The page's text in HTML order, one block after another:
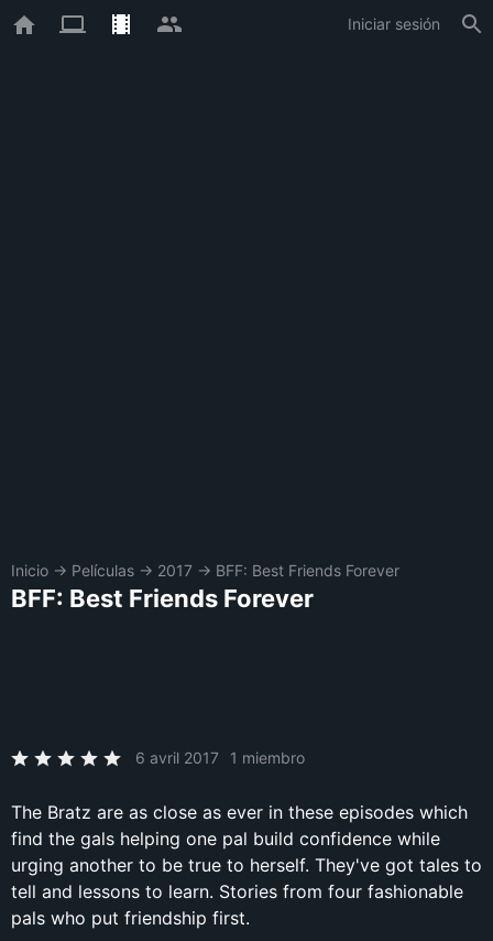
Iniciar sesión
Inicio → Películas → 2017 → BFF: Best Friends Forever
BFF: Best Friends Forever
6 avril 2017 1 miembro
The Bratz are as close as ever in these episodes which
find the gals helping one pal build confidence while
urging another to be true to herself. They've got tales to
tell and lessons to learn. Stories from four fashionable
pals who put friendship first.